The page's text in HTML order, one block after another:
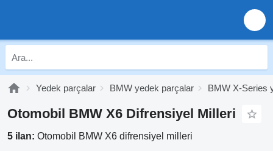
Yedek parçalar BMW yedek parçalar BMW X-Series
Otomobil BMW X6 Difrensiyel Milleri
5 ilan: Otomobil BMW X6 difrensiyel milleri